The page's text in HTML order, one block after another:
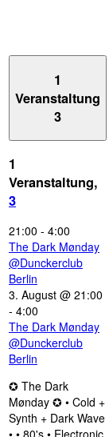
1
Veranstaltung
3
1
Veranstaltung,
3
21:00 - 4:00
The Dark Mønday
@Dunckerclub
Berlin
3. August @ 21:00
- 4:00
The Dark Mønday
@Dunckerclub
Berlin
✪ The Dark
Mønday ✪ • Cold +
Synth + Dark Wave